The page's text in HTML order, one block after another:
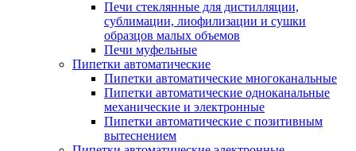
Печи стеклянные для дистилляции,
сублимации, лиофилизации и сушки
образцов малых объемов
Печи муфельные
Пипетки автоматические
Пипетки автоматические многоканальные
Пипетки автоматические одноканальные
механические и электронные
Пипетки автоматические с позитивным
вытеснением